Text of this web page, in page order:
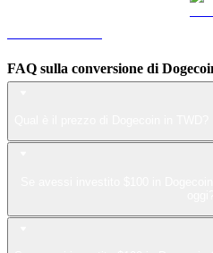
FAQ sulla conversione di